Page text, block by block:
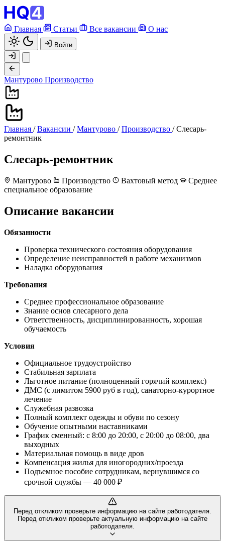
Главная Статьи Все вакансии О нас
Войти
Мантурово Производство
Главная / Вакансии / Мантурово / Производство / Слесарь-
ремонтник
Слесарь-ремонтник
Мантурово Производство Вахтовый метод
Среднее
специальное образование
Описание вакансии
Обязанности
Проверка технического состояния оборудования
Определение неисправностей в работе механизмов
Наладка оборудования
Требования
Среднее профессиональное образование
Знание основ слесарного дела
Ответственность, дисциплинированность, хорошая
обучаемость
Условия
Официальное трудоустройство
Стабильная зарплата
Льготное питание (полноценный горячий комплекс)
ДМС (с лимитом 5900 руб в год), санаторно-курортное
лечение
Служебная развозка
Полный комплект одежды и обуви по сезону
Обучение опытными наставниками
График сменный: с 8:00 до 20:00, с 20:00 до 08:00, два
выходных
Материальная помощь в виде дров
Компенсация жилья для иногородних/проезда
Подъемное пособие сотрудникам, вернувшимся со
срочной службы — 40 000 ₽
Перед откликом проверьте информацию на сайте работодателя.
Перед откликом проверьте актуальную информацию на сайте
работодателя.